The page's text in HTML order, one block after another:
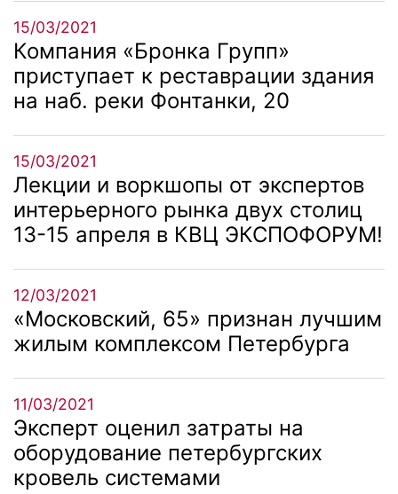
15/03/2021
Компания «Бронка Групп»
приступает к реставрации здания
на наб. реки Фонтанки, 20
15/03/2021
Лекции и воркшопы от экспертов
интерьерного рынка двух столиц
13-15 апреля в КВЦ ЭКСПОФОРУМ!
12/03/2021
«Московский, 65» признан лучшим
жилым комплексом Петербурга
11/03/2021
Эксперт оценил затраты на
оборудование петербургских
кровель системами